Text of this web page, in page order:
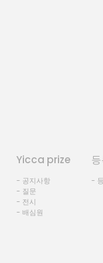
Yicca prize
- 공지사항
- 질문
- 전시
- 배심원
-